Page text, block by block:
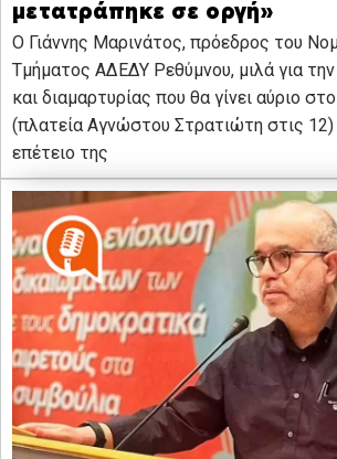
μετατράπηκε σε οργή»
Ο Γιάννης Μαρινάτος, πρόεδρος του
Τμήματος ΑΔΕΔΥ Ρεθύμνου, μιλά για
και διαμαρτυρίας που θα γίνει αύριο
(πλατεία Αγνώστου Στρατιώτη στις 12)
επέτειο της